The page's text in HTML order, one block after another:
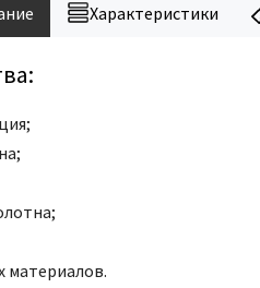
Характеристики
материалов.